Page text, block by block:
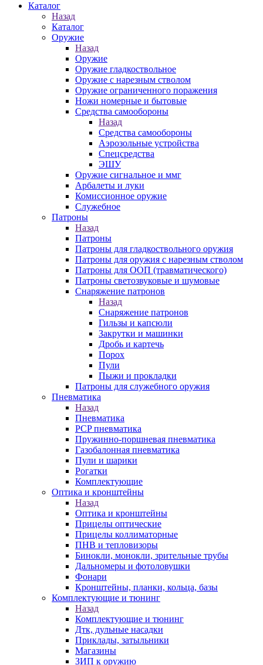
Каталог
Назад
Каталог
Оружие
Назад
Оружие
Оружие гладкоствольное
Оружие с нарезным стволом
Оружие ограниченного поражения
Ножи номерные и бытовые
Средства самообороны
Назад
Средства самообороны
Аэрозольные устройства
Спецсредства
ЭШУ
Оружие сигнальное и ммг
Арбалеты и луки
Комиссионное оружие
Служебное
Патроны
Назад
Патроны
Патроны для гладкоствольного оружия
Патроны для оружия с нарезным стволом
Патроны для ООП (травматического)
Патроны светозвуковые и шумовые
Снаряжение патронов
Назад
Снаряжение патронов
Гильзы и капсюли
Закрутки и машинки
Дробь и картечь
Порох
Пули
Пыжи и прокладки
Патроны для служебного оружия
Пневматика
Назад
Пневматика
PCP пневматика
Пружинно-поршневая пневматика
Газобалонная пневматика
Пули и шарики
Рогатки
Комплектующие
Оптика и кронштейны
Назад
Оптика и кронштейны
Прицелы оптические
Прицелы коллиматорные
ПНВ и тепловизоры
Бинокли, монокли, зрительные трубы
Дальномеры и фотоловушки
Фонари
Кронштейны, планки, кольца, базы
Комплектующие и тюнинг
Назад
Комплектующие и тюнинг
Дтк, дульные насадки
Приклады, затыльники
Магазины
ЗИП к оружию